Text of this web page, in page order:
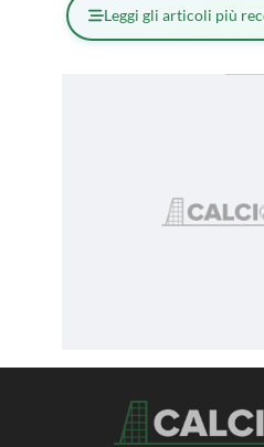
Leggi gli articoli più